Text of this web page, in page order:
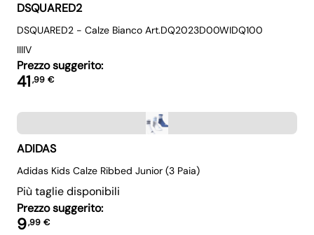
DSQUARED2
DSQUARED2 - Calze Bianco Art.DQ2023D00WIDQ100
IIIIV
Prezzo suggerito:
41,99 €
ADIDAS
Adidas Kids Calze Ribbed Junior (3 Paia)
Più taglie disponibili
Prezzo suggerito:
9,99 €